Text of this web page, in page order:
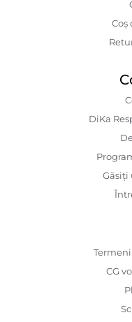
Coș
DiKa
Găsiți
CG